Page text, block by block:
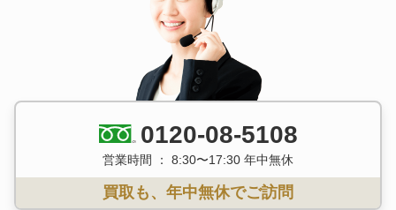
0120-08-5108
営業時間 ： 8:30〜17:30 年中無休
買取も、年中無休でご訪問